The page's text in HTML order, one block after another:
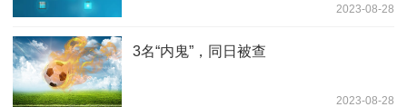
2023-08-28
3名“内鬼”，同日被查
2023-08-28